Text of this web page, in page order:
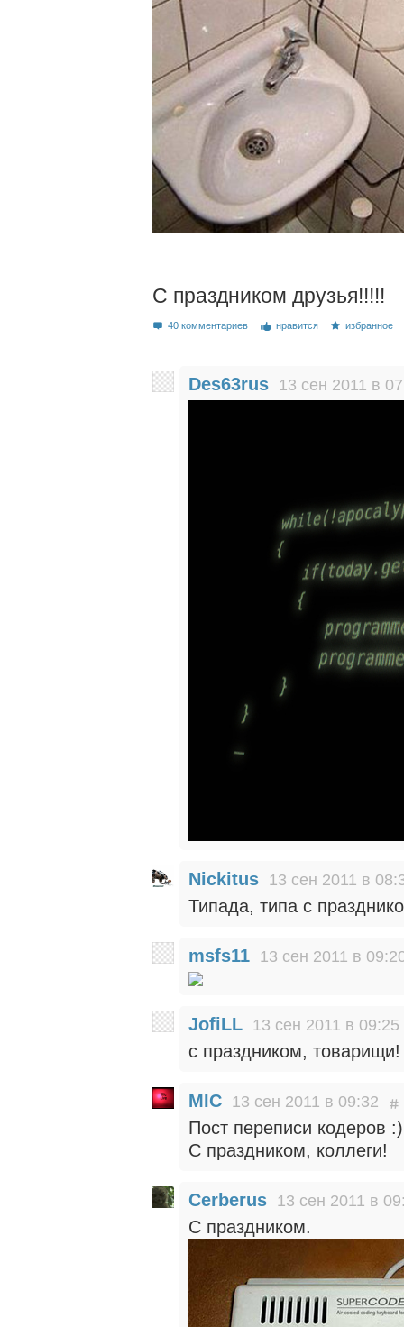
С праздником друзья!!!!!
40 комментариев нравится избранное
Des63rus 13 сен 2011 в
Nickitus 13 сен 2011 в
Типада, типа с
msfs11 13 сен 2011 в
JofiLL 13 сен 2011 в 09:25
с праздником, товарищи!
MIC 13 сен 2011 в 09:32
Пост переписи кодеров :)
С праздником, коллеги!
Cerberus 13 сен 2011 в
C праздником.